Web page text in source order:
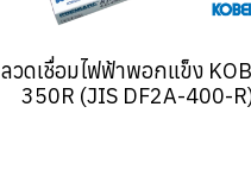
ลวดเชื่อมไฟฟ้าพอกแข็ง
350R (JIS DF2A-400-